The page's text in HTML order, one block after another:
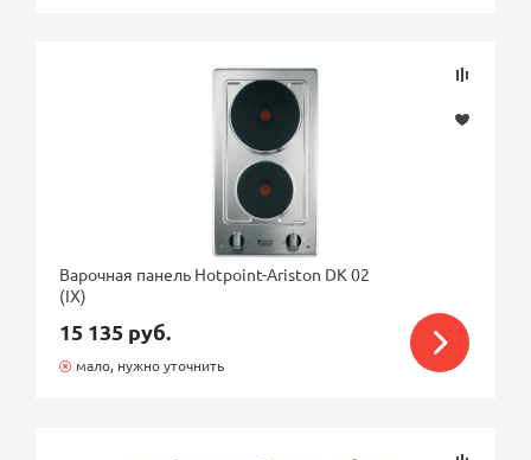
Бренд
Ближайшая доставка по Москве
Варочная панель Hotpoint-Ariston DK 02
(IX)
15 135 руб.
мало, нужно уточнить